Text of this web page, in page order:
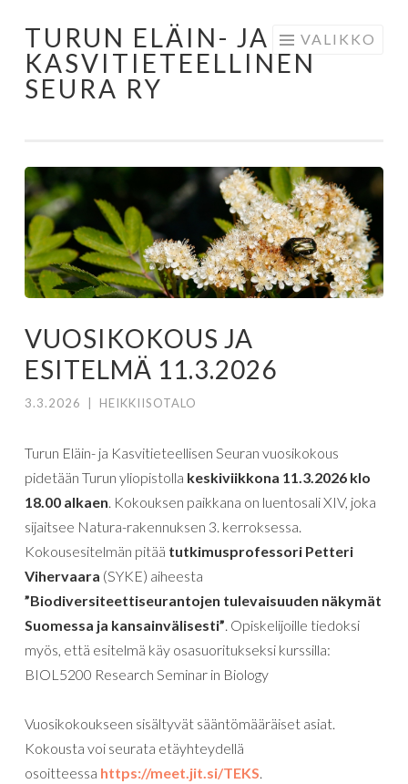
Siirry
sisältöön
TURUN ELÄIN- JA
KASVITIETEELLINEN
SEURA RY
VALIKKO
VUOSIKOKOUS JA
ESITELMÄ 11.3.2026
3.3.2026 HEIKKIISOTALO
Turun Eläin- ja Kasvitieteellisen Seuran vuosikokous
pidetään Turun yliopistolla keskiviikkona 11.3.2026 klo
18.00 alkaen. Kokouksen paikkana on luentosali XIV, joka
sijaitsee Natura-rakennuksen 3. kerroksessa.
Kokousesitelmän pitää tutkimusprofessori Petteri
Vihervaara (SYKE) aiheesta
”Biodiversiteettiseurantojen tulevaisuuden näkymät
Suomessa ja kansainvälisesti”. Opiskelijoille tiedoksi
myös, että esitelmä käy osasuoritukseksi kurssilla:
BIOL5200 Research Seminar in Biology
Vuosikokoukseen sisältyvät sääntömääräiset asiat.
Kokousta voi seurata etäyhteydellä
osoitteessa https://meet.jit.si/TEKS.